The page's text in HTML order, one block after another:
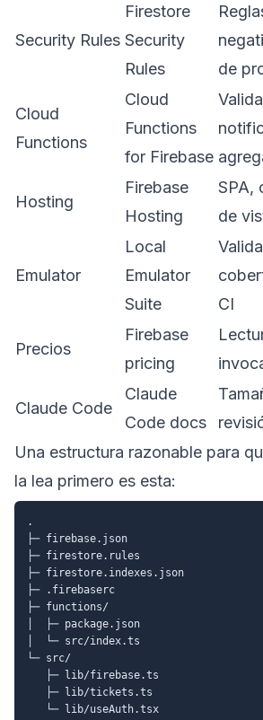
Security Rules
Firestore
Security
Rules
de
Cloud
Functions
Cloud
Functions
for Firebase
Hosting
Firebase
Hosting
SPA,
de
Emulator
Local
Emulator
Suite
CI
Precios
Firebase
pricing
Claude Code
Claude
Code docs
Una estructura razonable para
la lea primero es esta:
.
├─ firebase.json
├─ firestore.rules
├─ firestore.indexes.json
├─ .firebaserc
├─ functions/
│  ├─ package.json
│  └─ src/index.ts
└─ src/
   ├─ lib/firebase.ts
   ├─ lib/tickets.ts